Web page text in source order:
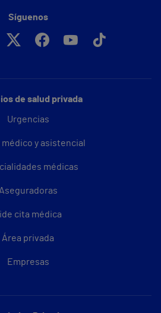
de salud privada
Urgencias
y asistencial
médicas
cita médica
Área privada
Empresas
Síguenos